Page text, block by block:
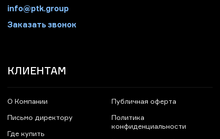
info@ptk.group
Заказать звонок
КЛИЕНТАМ
О Компании
Письмо директору
Где купить
Публичная оферта
Политика
конфиденциальности